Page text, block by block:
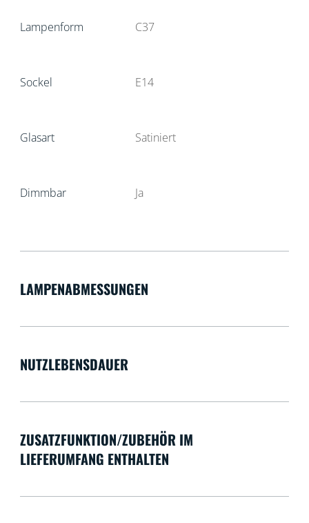
Lampenform C37
Sockel E14
Glasart Satiniert
Dimmbar Ja
LAMPENABMESSUNGEN
NUTZLEBENSDAUER
ZUSATZFUNKTION/ZUBEHÖR IM
LIEFERUMFANG ENTHALTEN